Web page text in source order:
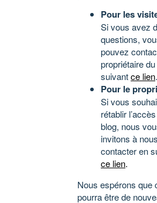
Pour les
Si vous avez
questions,
pouvez
propriétaire
suivantce lien.
Pour le
Si vous
rétablir
blog, nous
invitons à nous
contacter en
ce lien.
Nous espérons que
pourra être de